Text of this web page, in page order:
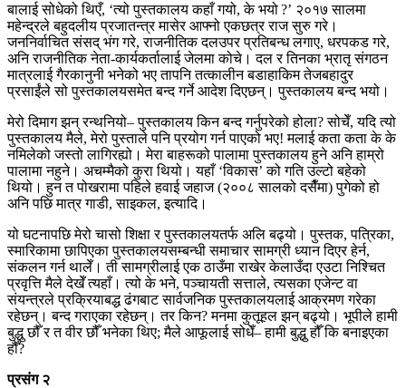
बालाई सोधेको थिएँ, ‘त्यो पुस्तकालय कहाँ गयो, के भयो ?’ २०१७ सालमा
महेन्द्रले बहुदलीय प्रजातन्त्र मासेर आफ्नो एकछत्र राज सुरु गरे।
जननिर्वाचित संसद् भंग गरे, राजनीतिक दलउपर प्रतिबन्ध लगाए, धरपकड गरे,
अनि राजनीतिक नेता-कार्यकर्तालाई जेलमा कोचे। दल र तिनका भ्रातृ संगठन
मात्रलाई गैरकानुनी भनेको भए तापनि तत्कालीन बडाहाकिम तेजबहादुर
प्रसाईंले सो पुस्तकालयसमेत बन्द गर्ने आदेश दिएछन्। पुस्तकालय बन्द भयो।
मेरो दिमाग झन् रन्थनियो– पुस्तकालय किन बन्द गर्नुपरेको होला? सोचेँ, यदि त्यो
पुस्तकालय मैले, मेरो पुस्ताले पनि प्रयोग गर्न पाएको भए! मलाई कता कता के के
नमिलेको जस्तो लागिरह्यो। मेरा बाहरूको पालामा पुस्तकालय हुने अनि हाम्रो
पालामा नहुने। अचम्मैको कुरा थियो। यहाँ ‘विकास’ को गति उल्टो बहेको
थियो। हुन त पोखरामा पहिले हवाई जहाज (२००८ सालको दसैँमा) पुगेको हो
अनि पछि मात्र गाडी, साइकल, इत्यादि।
यो घटनापछि मेरो चासो शिक्षा र पुस्तकालयतर्फ अलि बढ्यो। पुस्तक, पत्रिका,
स्मारिकामा छापिएका पुस्तकालयसम्बन्धी समाचार सामग्री ध्यान दिएर हेर्न,
संकलन गर्न थालेँ। ती सामग्रीलाई एक ठाउँमा राखेर केलाउँदा एउटा निश्चित
प्रवृत्ति मैले देखेँ त्यहाँ। त्यो के भने, पञ्चायती सत्ताले, त्यसका एजेन्ट वा
संयन्त्रले प्रक्रियाबद्ध ढंगबाट सार्वजनिक पुस्तकालयलाई आक्रमण गरेका
रहेछन्। बन्द गराएका रहेछन्। तर किन? मनमा कुतूहल झन् बढ्यो। भूपीले हामी
बुद्धु छौँ र त वीर छौँ भनेका थिए; मैले आफूलाई सोधेँ– हामी बुद्धु हौँ कि बनाइएका
हौँ?
प्रसंग २